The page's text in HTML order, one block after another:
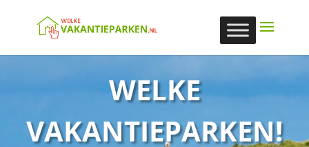
WELKE
VAKANTIEPARKEN!